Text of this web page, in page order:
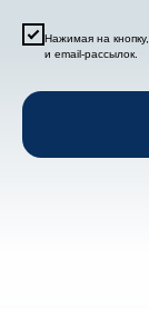
Нажимая на
и email-рассылок.